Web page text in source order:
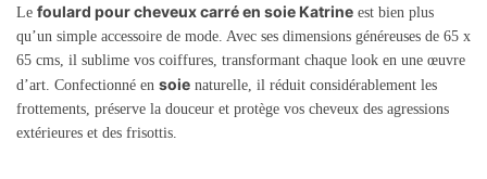
Le foulard pour cheveux carré en soie Katrine est bien plus
qu’un simple accessoire de mode. Avec ses dimensions généreuses de 65 x
65 cms, il sublime vos coiffures, transformant chaque look en une œuvre
d’art. Confectionné en soie naturelle, il réduit considérablement les
frottements, préserve la douceur et protège vos cheveux des agressions
extérieures et des frisottis.